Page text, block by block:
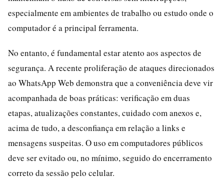
especialmente em ambientes de trabalho ou estudo onde o
computador é a principal ferramenta.
No entanto, é fundamental estar atento aos aspectos de
segurança. A recente proliferação de ataques direcionados
ao WhatsApp Web demonstra que a conveniência deve vir
acompanhada de boas práticas: verificação em duas
etapas, atualizações constantes, cuidado com anexos e,
acima de tudo, a desconfiança em relação a links e
mensagens suspeitas. O uso em computadores públicos
deve ser evitado ou, no mínimo, seguido do encerramento
correto da sessão pelo celular.